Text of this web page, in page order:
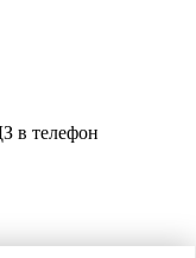
в телефон